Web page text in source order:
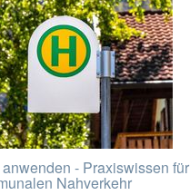
- Praxiswissen für
Nahverkehr